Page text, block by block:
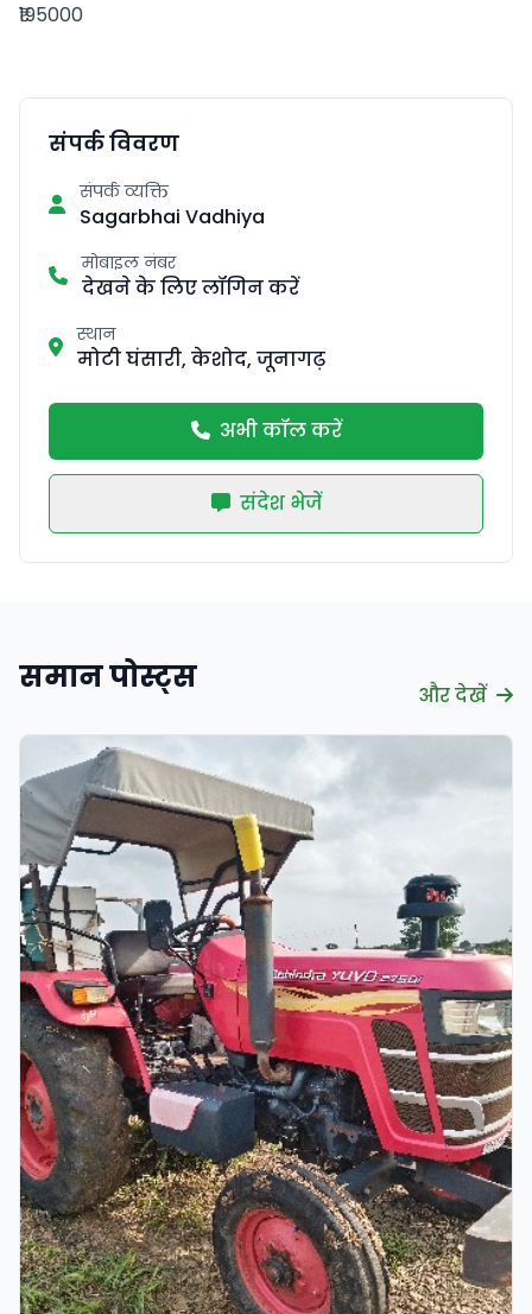
₹195000
संपर्क विवरण
संपर्क व्यक्ति
Sagarbhai Vadhiya
मोबाइल नंबर
देखने के लिए लॉगिन करें
स्थान
मोटी घंसारी, केशोद, जूनागढ़
अभी कॉल करें
संदेश भेजें
समान पोस्ट्स और देखें